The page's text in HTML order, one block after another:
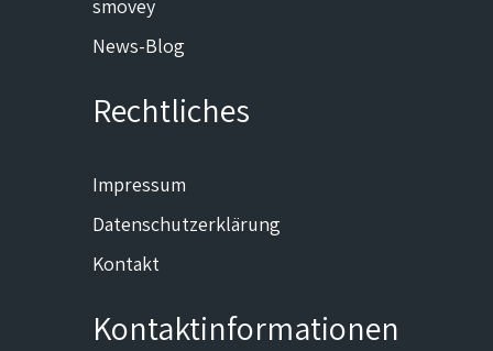
smovey
News-Blog
Rechtliches
Impressum
Datenschutzerklärung
Kontakt
Kontaktinformationen